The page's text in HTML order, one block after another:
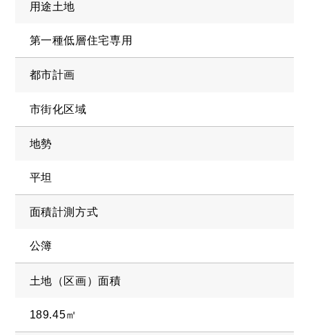
BUY
DEVELOP
用途土地
第一種低層住宅専用
都市計画
市街化区域
地勢
平坦
面積計測方式
公簿
土地（区画）面積
189.45㎡